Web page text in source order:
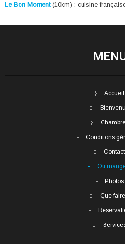
Le Bon Moment (10km) : cuisine
Accueil
Conditions
Contact
Où
Photos
Que